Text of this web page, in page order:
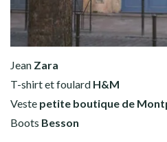
Jean Zara
T-shirt et foulard H&M
Veste petite boutique de
Boots Besson